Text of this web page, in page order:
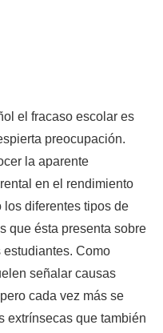
el fracaso escolar es
preocupación.
la aparente
en el rendimiento
diferentes tipos de
que ésta presenta sobre
Como
señalar causas
cada vez más se
extrínsecas que también